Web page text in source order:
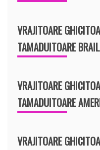
VRAJITOARE
TAMADUITOARE
VRAJITOARE
TAMADUITOARE
VRAJITOARE